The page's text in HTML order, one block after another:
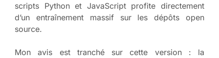
scripts Python et JavaScript profite directement
d’un entraînement massif sur les dépôts open
source.
Mon avis est tranché sur cette version : la